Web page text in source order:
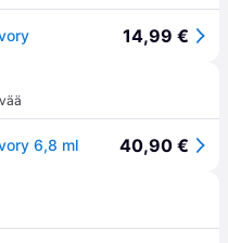
14,99 €
6,8 ml 40,90 €